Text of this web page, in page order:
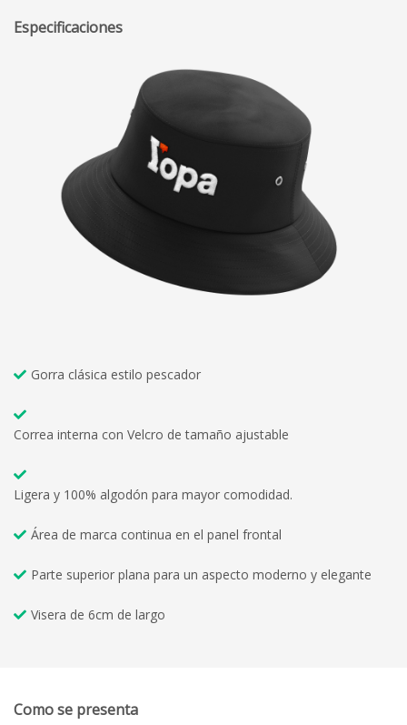
Especificaciones
Gorra clásica estilo pescador
Correa interna con Velcro de tamaño ajustable
Ligera y 100% algodón para mayor comodidad.
Área de marca continua en el panel frontal
Parte superior plana para un aspecto moderno y elegante
Visera de 6cm de largo
Como se presenta